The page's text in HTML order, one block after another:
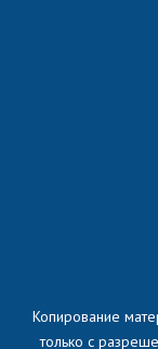
Копирование
только с